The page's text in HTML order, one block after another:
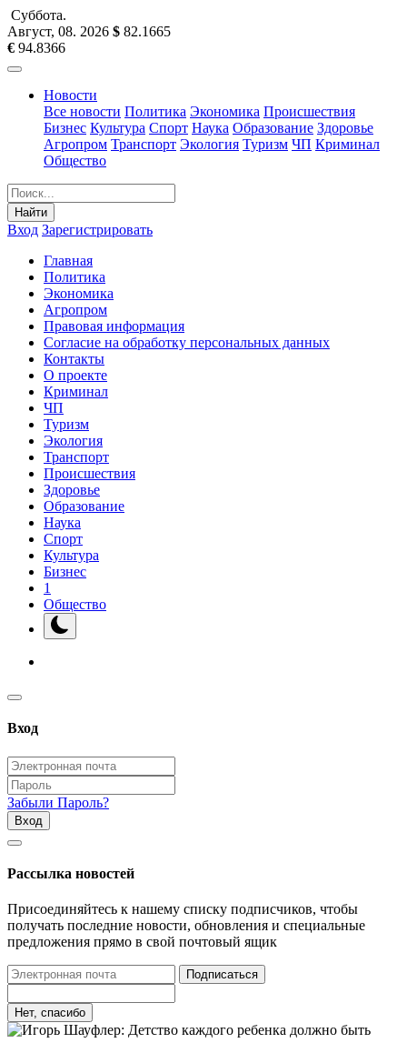
Суббота.
Август, 08. 2026 $ 82.1665
€ 94.8366
Новости
Все новости Политика Экономика Происшествия
Бизнес Культура Спорт Наука Образование Здоровье
Агропром Транспорт Экология Туризм ЧП Криминал
Общество
Найти
Вход Зарегистрировать
Главная
Политика
Экономика
Агропром
Правовая информация
Согласие на обработку персональных данных
Контакты
О проекте
Криминал
ЧП
Туризм
Экология
Транспорт
Происшествия
Здоровье
Образование
Наука
Спорт
Культура
Бизнес
1
Общество
Вход
Забыли Пароль?
Вход
Рассылка новостей
Присоединяйтесь к нашему списку подписчиков, чтобы
получать последние новости, обновления и специальные
предложения прямо в свой почтовый ящик
Подписаться
Нет, спасибо